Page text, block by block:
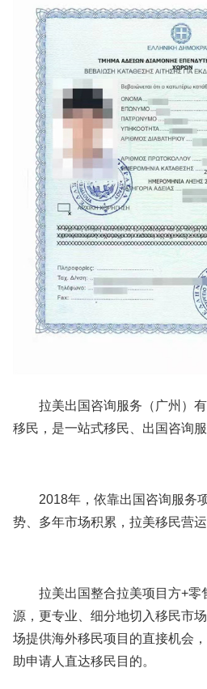
拉美出国咨询服务（广州）
移民，是一站式移民、出国咨询服
2018年，依靠出国咨询服务
势、多年市场积累，拉美移民营运
拉美出国整合拉美项目方+零
源，更专业、细分地切入移民市
场提供海外移民项目的直接机会
助申请人直达移民目的。